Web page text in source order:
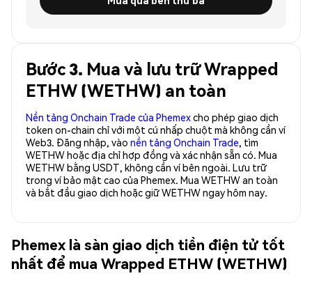
Bước 3. Mua và lưu trữ Wrapped
ETHW (WETHW) an toàn
Nền tảng Onchain Trade của Phemexcho phép giao dịch
token on-chain chỉ với một cú nhấp chuột mà không cần ví
Web3. Đăng nhập, vào nền tảng Onchain Trade, tìm
WETHW hoặc địa chỉ hợp đồng và xác nhận sẵn có. Mua
WETHW bằng USDT, không cần ví bên ngoài. Lưu trữ
trong ví bảo mật cao của Phemex. Mua WETHW an toàn
và bắt đầu giao dịch hoặc giữ WETHW ngay hôm nay.
Phemex là sàn giao dịch tiền điện tử tốt
nhất để mua Wrapped ETHW (WETHW)